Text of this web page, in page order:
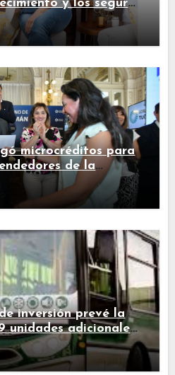
y los seguros
microcréditos para
de la
inversión prevé la
unidades adicionales